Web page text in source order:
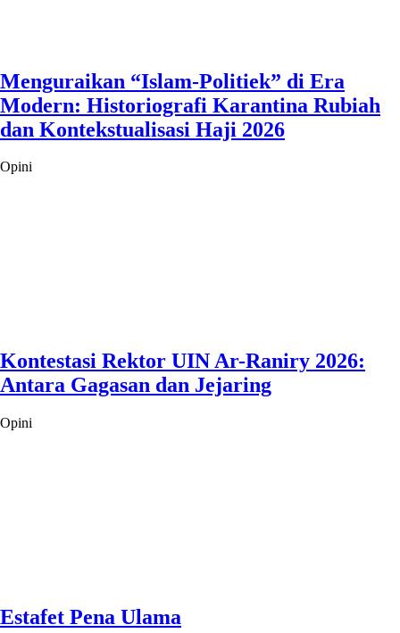
Menguraikan “Islam-Politiek” di Era
Modern: Historiografi Karantina Rubiah
dan Kontekstualisasi Haji 2026
Opini
Kontestasi Rektor UIN Ar-Raniry 2026:
Antara Gagasan dan Jejaring
Opini
Estafet Pena Ulama